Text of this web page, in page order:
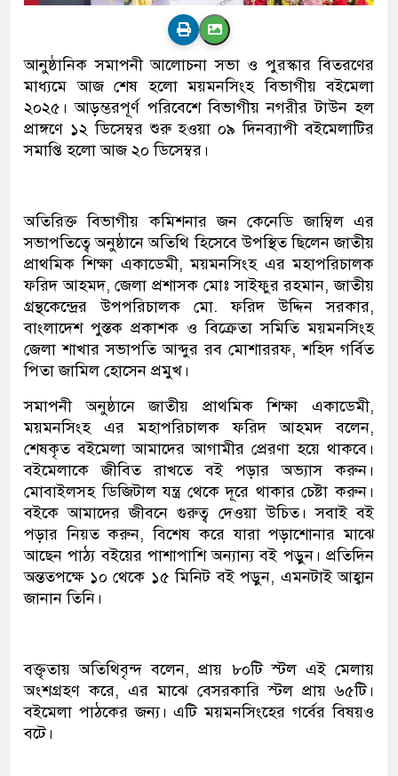
আনুষ্ঠানিক সমাপনী আলোচনা সভা ও পুরস্কার বিতরণের
মাধ্যমে আজ শেষ হলো ময়মনসিংহ বিভাগীয় বইমেলা
২০২৫। আড়ম্ভরপূর্ণ পরিবেশে বিভাগীয় নগরীর টাউন হল
প্রাঙ্গণে ১২ ডিসেম্বর শুরু হওয়া ০৯ দিনব্যাপী বইমেলাটির
সমাপ্তি হলো আজ ২০ ডিসেম্বর।
অতিরিক্ত বিভাগীয় কমিশনার জন কেনেডি জাম্বিল এর
সভাপতিত্বে অনুষ্ঠানে অতিথি হিসেবে উপস্থিত ছিলেন জাতীয়
প্রাথমিক শিক্ষা একাডেমী, ময়মনসিংহ এর মহাপরিচালক
ফরিদ আহমদ, জেলা প্রশাসক মোঃ সাইফুর রহমান, জাতীয়
গ্রন্থকেন্দ্রের উপপরিচালক মো. ফরিদ উদ্দিন সরকার,
বাংলাদেশ পুস্তক প্রকাশক ও বিক্রেতা সমিতি ময়মনসিংহ
জেলা শাখার সভাপতি আব্দুর রব মোশাররফ, শহিদ গর্বিত
পিতা জামিল হোসেন প্রমুখ।
সমাপনী অনুষ্ঠানে জাতীয় প্রাথমিক শিক্ষা একাডেমী,
ময়মনসিংহ এর মহাপরিচালক ফরিদ আহমদ বলেন,
শেষকৃত বইমেলা আমাদের আগামীর প্রেরণা হয়ে থাকবে।
বইমেলাকে জীবিত রাখতে বই পড়ার অভ্যাস করুন।
মোবাইলসহ ডিজিটাল যন্ত্র থেকে দূরে থাকার চেষ্টা করুন।
বইকে আমাদের জীবনে গুরুত্ব দেওয়া উচিত। সবাই বই
পড়ার নিয়ত করুন, বিশেষ করে যারা পড়াশোনার মাঝে
আছেন পাঠ্য বইয়ের পাশাপাশি অন্যান্য বই পড়ুন। প্রতিদিন
অন্ততপক্ষে ১০ থেকে ১৫ মিনিট বই পড়ুন, এমনটাই আহ্বান
জানান তিনি।
বক্তৃতায় অতিথিবৃন্দ বলেন, প্রায় ৮০টি স্টল এই মেলায়
অংশগ্রহণ করে, এর মাঝে বেসরকারি স্টল প্রায় ৬৫টি।
বইমেলা পাঠকের জন্য। এটি ময়মনসিংহের গর্বের বিষয়ও
বটে।